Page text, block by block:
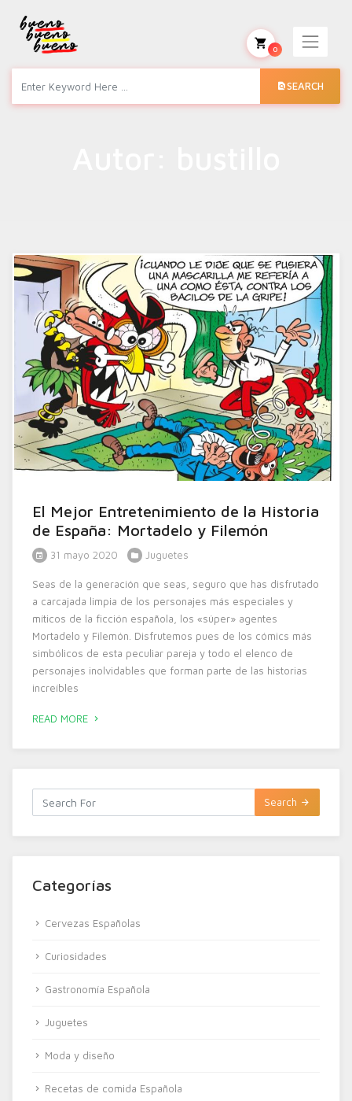
SEARCH
0
El Mejor Entretenimiento de la Historia
de España: Mortadelo y Filemón
31 mayo 2020 Juguetes
Seas de la generación que seas, seguro que has disfrutado
a carcajada limpia de los personajes más especiales y
míticos de la ficción española, los «súper» agentes
Mortadelo y Filemón. Disfrutemos pues de los cómics más
simbólicos de esta peculiar pareja y todo el elenco de
personajes inolvidables que forman parte de las historias
increíbles
READ MORE
Search
Categorías
Cervezas Españolas
Curiosidades
Gastronomía Española
Juguetes
Moda y diseño
Recetas de comida Española